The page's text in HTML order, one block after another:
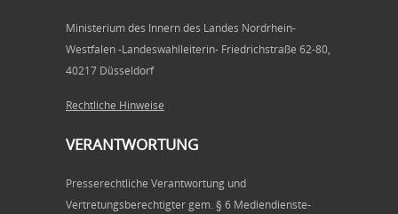
Ministerium des Innern des Landes Nordrhein-
Westfalen -Landeswahlleiterin- Friedrichstraße 62-80,
40217 Düsseldorf
Rechtliche Hinweise
VERANTWORTUNG
Presserechtliche Verantwortung und
Vertretungsberechtigter gem. § 6 Mediendienste-